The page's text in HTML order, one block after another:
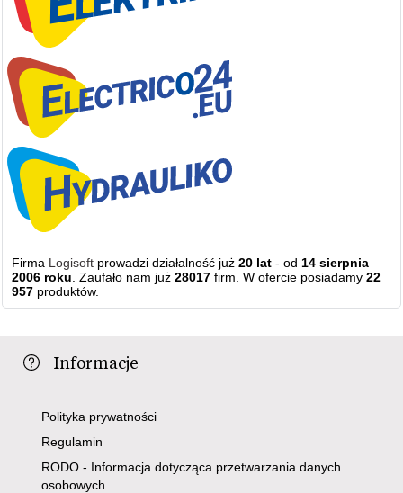
Firma Logisoft prowadzi działalność już20 lat - od 14 sierpnia
2006 roku . Zaufało nam już28017 firm. W ofercie posiadamy22
957 produktów.
Informacje
Polityka prywatności
Regulamin
RODO - Informacja dotycząca przetwarzania danych
osobowych